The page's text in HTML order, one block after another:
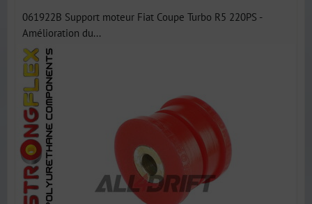
061922B Support moteur Fiat Coupe Turbo R5 220PS -
Amélioration du...